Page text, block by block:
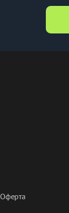
Оферта